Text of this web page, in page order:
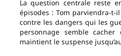
La question centrale reste
épisodes : Tom parviendra-t-
contre les dangers qui les
personnage semble
maintient le suspense